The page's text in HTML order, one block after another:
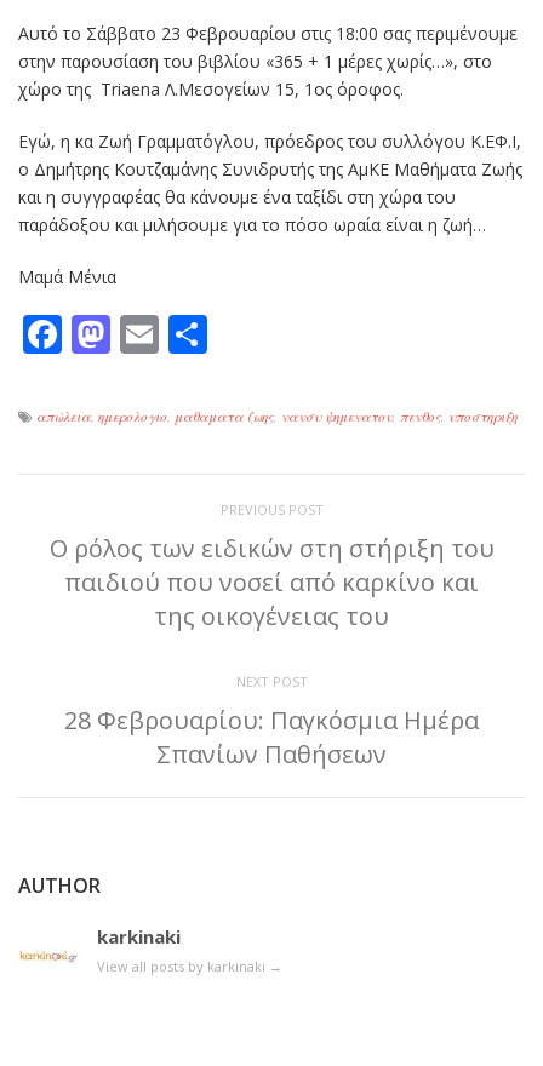
Αυτό το Σάββατο 23 Φεβρουαρίου στις 18:00 σας περιμένουμε
στην παρουσίαση του βιβλίου «365 + 1 μέρες χωρίς…», στο
χώρο της Triaena Λ.Μεσογείων 15, 1ος όροφος.
Εγώ, η κα Ζωή Γραμματόγλου, πρόεδρος του συλλόγου Κ.ΕΦ.Ι,
ο Δημήτρης Κουτζαμάνης Συνιδρυτής της ΑμΚΕ Μαθήματα Ζωής
και η συγγραφέας θα κάνουμε ένα ταξίδι στη χώρα του
παράδοξου και μιλήσουμε για το πόσο ωραία είναι η ζωή…
Μαμά Μένια
Facebook
Mastodon
Email
απώλεια, ημερολογιο, μαθαματα ζωης, νανσυ ψημενατου, πενθος, υποστηριξη
PREVIOUS POST
Ο ρόλος των ειδικών στη στήριξη του
παιδιού που νοσεί από καρκίνο και
της οικογένειας του
NEXT POST
28 Φεβρουαρίου: Παγκόσμια Ημέρα
Σπανίων Παθήσεων
AUTHOR
karkinaki
View all posts by karkinaki →